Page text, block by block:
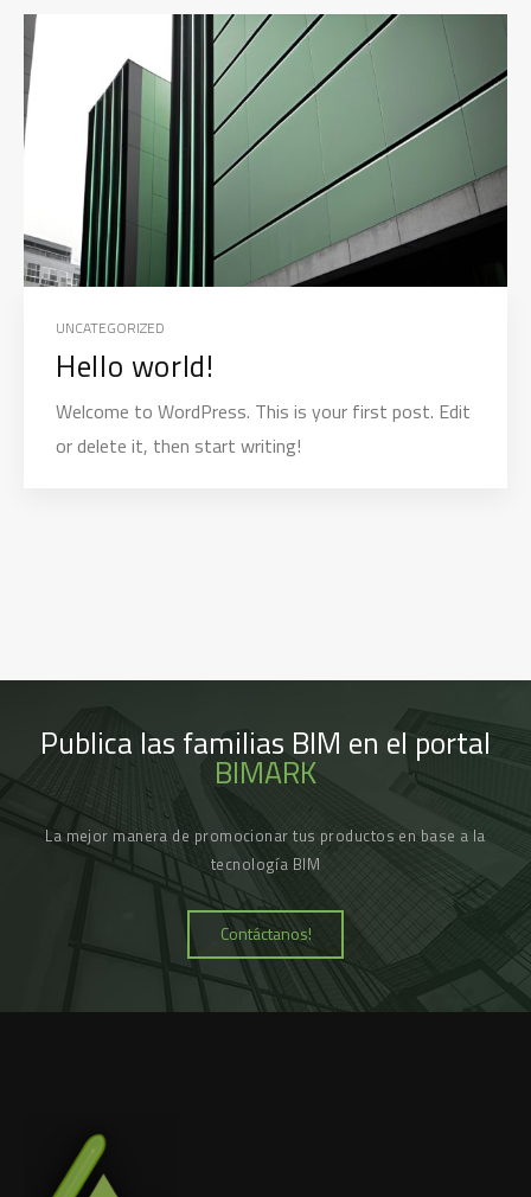
UNCATEGORIZED
Hello world!
Welcome to WordPress. This is your first post. Edit
or delete it, then start writing!
Publica las familias BIM en el portal
BIMARK
La mejor manera de promocionar tus productos en base a la
tecnología BIM
Contáctanos!